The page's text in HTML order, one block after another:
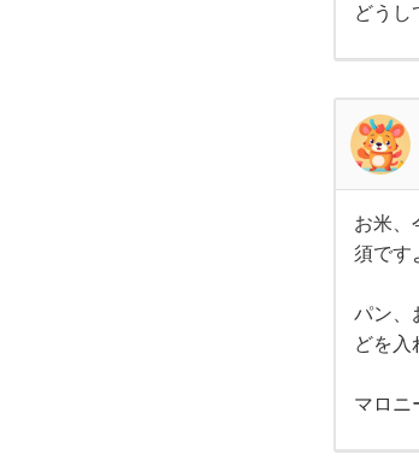
普通
んつ
頂く
もよ
し、
温か
いス
ープ
どうし
お
米、
りに
くい
地域
本当
ます
お米、
須です
パン、
どを入
マロニ